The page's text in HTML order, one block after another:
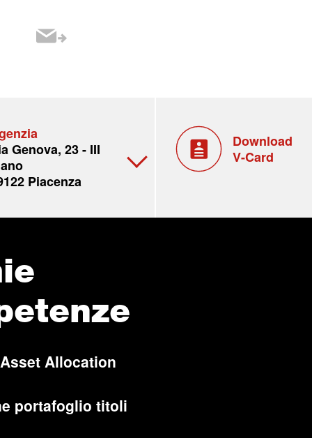
Genova, 23 - III
Piacenza
Download
V-Card
Allocation
portafoglio titoli